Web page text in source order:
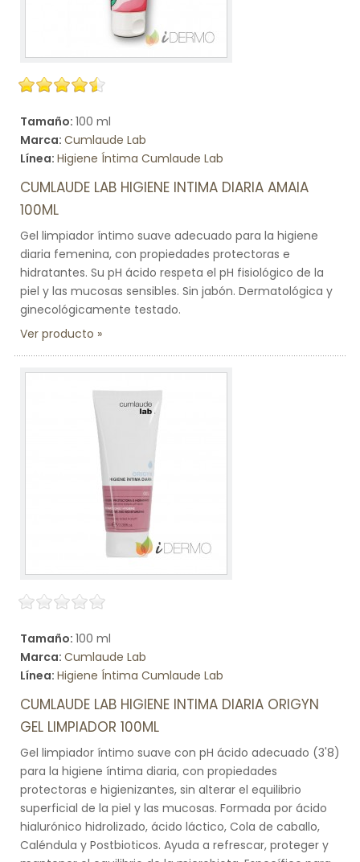
Tamaño: 100 ml
Marca: Cumlaude Lab
Línea: Higiene Íntima Cumlaude Lab
CUMLAUDE LAB HIGIENE INTIMA DIARIA AMAIA
100ML
Gel limpiador íntimo suave adecuado para la higiene
diaria femenina, con propiedades protectoras e
hidratantes. Su pH ácido respeta el pH fisiológico de la
piel y las mucosas sensibles. Sin jabón. Dermatológica y
ginecológicamente testado.
Ver producto
Tamaño: 100 ml
Marca: Cumlaude Lab
Línea: Higiene Íntima Cumlaude Lab
CUMLAUDE LAB HIGIENE INTIMA DIARIA ORIGYN
GEL LIMPIADOR 100ML
Gel limpiador íntimo suave con pH ácido adecuado (3'8)
para la higiene íntima diaria, con propiedades
protectoras e higienizantes, sin alterar el equilibrio
superficial de la piel y las mucosas. Formada por ácido
hialurónico hidrolizado, ácido láctico, Cola de caballo,
Caléndula y Postbioticos. Ayuda a refrescar, proteger y